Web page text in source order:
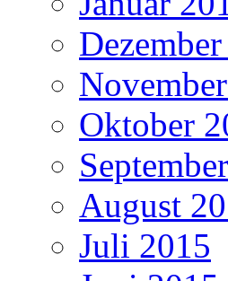
Oktober
August
Juli 2015